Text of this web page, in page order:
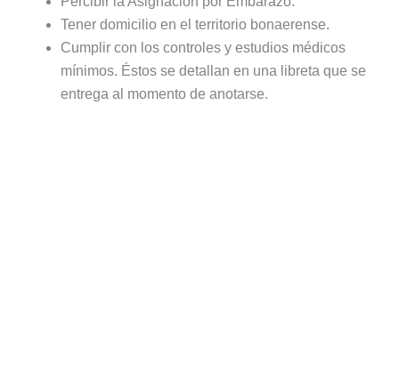
Tener domicilio en el territorio bonaerense.
Cumplir con los controles y estudios médicos
mínimos. Éstos se detallan en una libreta que se
entrega al momento de anotarse.